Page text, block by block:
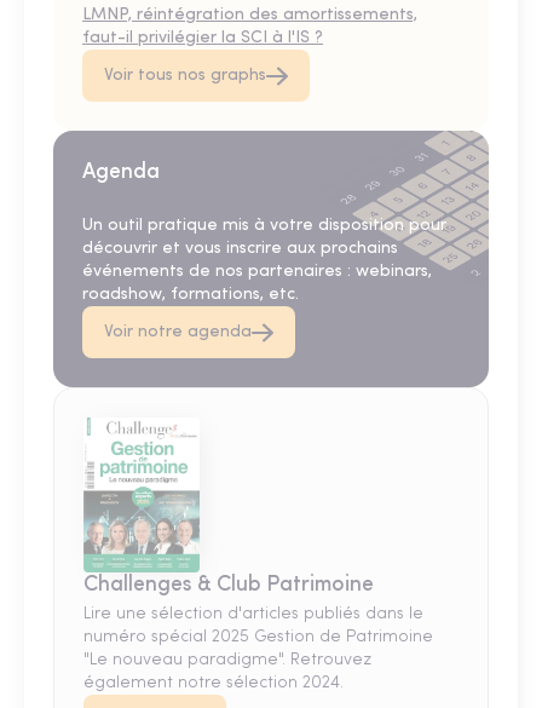
LMNP, réintégration des amortissements,
faut-il privilégier la SCI à l'IS ?
Voir tous nos graphs
Agenda
Un outil pratique mis à votre disposition pour
découvrir et vous inscrire aux prochains
événements de nos partenaires : webinars,
roadshow, formations, etc.
Voir notre agenda
Challenges & Club Patrimoine
Lire une sélection d'articles publiés dans le
numéro spécial 2025 Gestion de Patrimoine
"Le nouveau paradigme". Retrouvez
également notre sélection 2024.